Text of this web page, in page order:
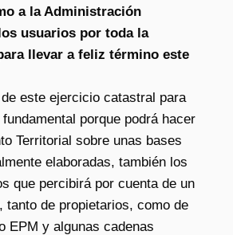
a la Administración
usuarios por toda la
llevar a feliz término este
este ejercicio catastral para
porque podrá hacer
Territorial sobre unas bases
elaboradas, también los
que percibirá por cuenta de un
tanto de propietarios, como de
EPM y algunas cadenas